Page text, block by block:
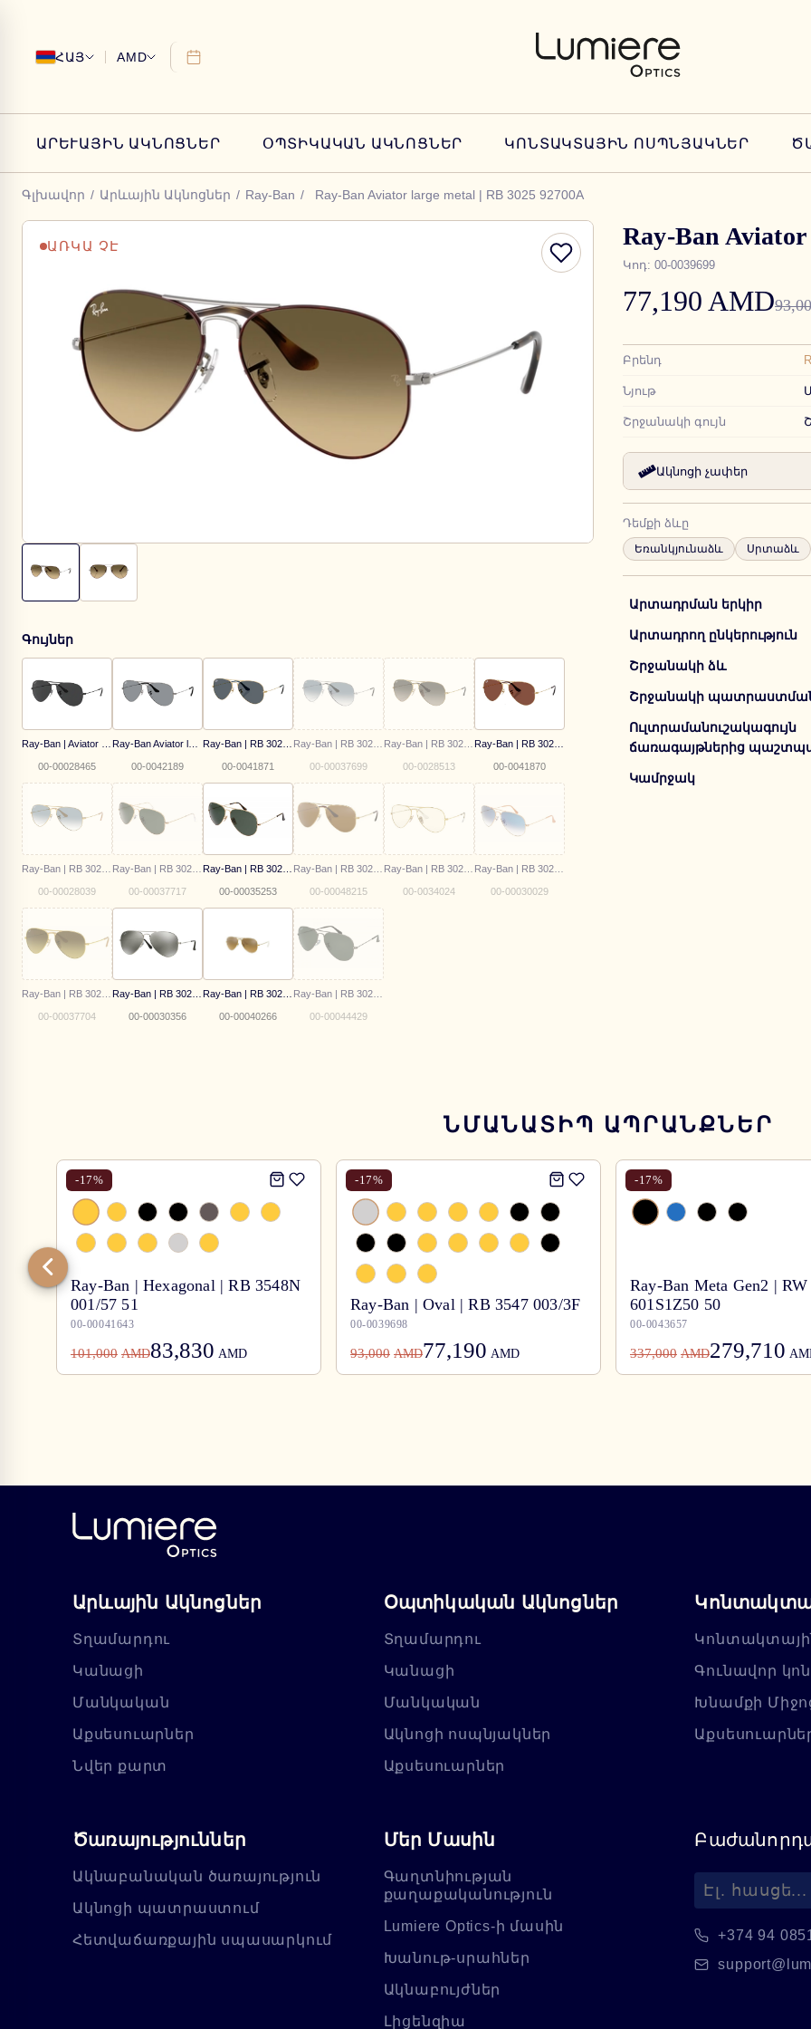
ՀԱՅ AMD
ԱՐԵՒԱՅԻՆ ԱԿՆՈՑՆԵՐ ՕՊՏԻԿԱԿԱՆ ԱԿՆՈՑՆԵՐ ԿՈՆՏԱԿՏԱՅԻՆ ՈՍՊՆՅԱԿՆԵՐ
Գլխավոր / Արևային Ակնոցներ / Ray-Ban / Ray-Ban Aviator large metal | RB 3025 92700A
ԱՌԿԱ ՉԷ
Գույներ
00-00028465 00-0042189 00-0041871 00-00037699 00-0028513 00-0041870
00-00028039 00-00037717 00-00035253 00-00048215 00-0034024 00-00030029
00-00037704 00-00030356 00-00040266 00-00044429
Ray-Ban Aviator
Կոդ: 00-0039699
77,190 AMD
Բրենդ
Նյութ
Շրջանակի գույն
Ակնոցի չափեր
Դեմքի ձևը
Եռանկյունաձև Սրտաձև
Արտադրման երկիր
Արտադրող ընկերություն
Շրջանակի ձև
Շրջանակի պատրաստման
Ուլտրամանուշակագույն
ճառագայթներից
Կամրջակ
ՆՄԱՆԱՏԻՊ ԱՊՐԱՆՔՆԵՐ
-17%
Ray-Ban | Hexagonal | RB 3548N
001/57 51
00-00041643
101,000 AMD83,830 AMD
-17%
Ray-Ban | Oval | RB 3547 003/3F
00-0039698
93,000 AMD77,190 AMD
-17%
Ray-Ban Meta Gen2 | RW
601S1Z50 50
00-0043657
337,000 AMD279,710
Արևային Ակնոցներ
Տղամարդու
Կանացի
Մանկական
Աքսեսուարներ
Նվեր քարտ
Օպտիկական Ակնոցներ
Տղամարդու
Կանացի
Մանկական
Ակնոցի ոսպնյակներ
Աքսեսուարներ
Գունավոր
Խնամքի
Ծառայություններ
Ակնաբանական ծառայություն
Ակնոցի պատրաստում
Հետվաճառքային սպասարկում
Մեր Մասին
Գաղտնիության
քաղաքականություն
Lumiere Optics-ի մասին
Խանութ-սրահներ
Ակնաբույժներ
Լիցենզիա
+374 94